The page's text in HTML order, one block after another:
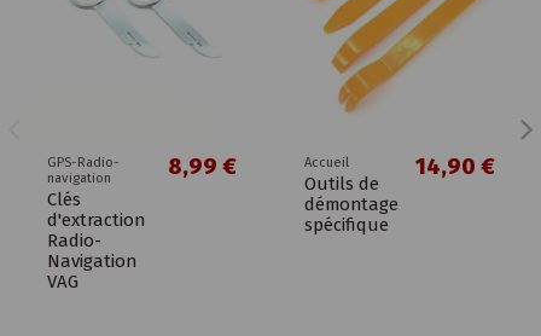
GPS-Radio-
navigation
Clés
d'extraction
Radio-
Navigation
VAG
8,99 € Accueil
Outils de
démontage
spécifique
14,90 €